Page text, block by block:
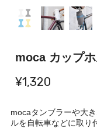
moca カップ
¥1,320
mocaタンブラーや大
ルを自転車などに取り